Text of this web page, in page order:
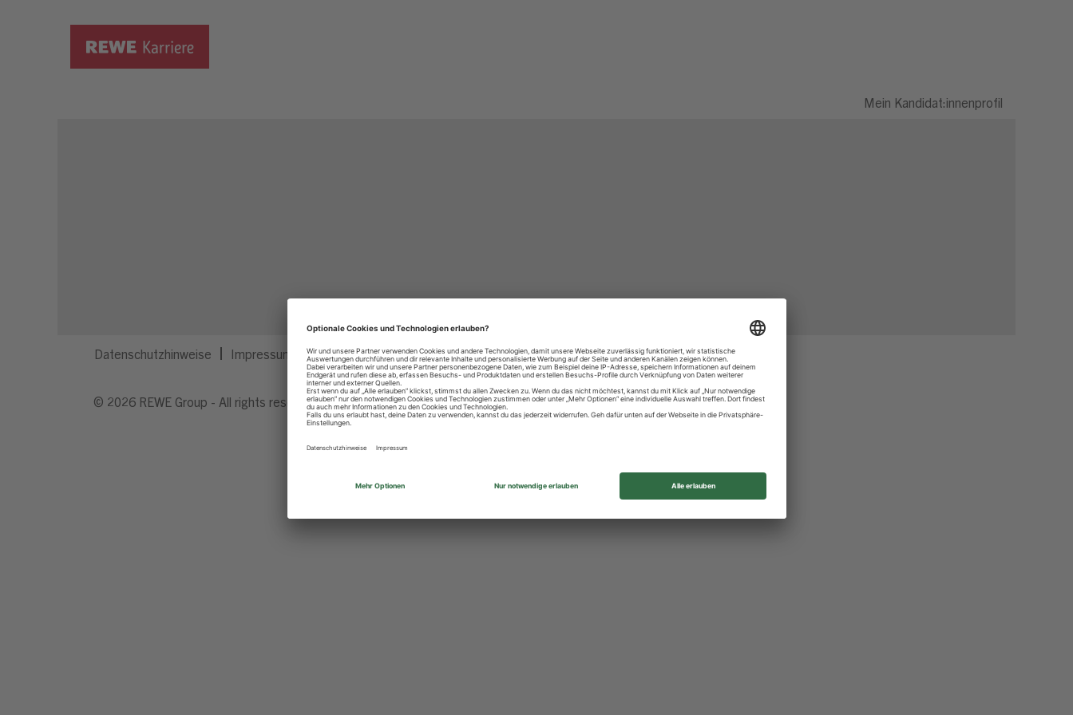
Mein Kandidat:innenprofil
Datenschutzhinweise Impressum Privatsphäre-Einstellungen
© 2026 REWE Group - All rights reserved